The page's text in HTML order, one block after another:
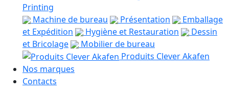
Printing
Machine de bureau
Présentation
Emballage
et Expédition
Hygiène et Restauration
Dessin
et Bricolage
Mobilier de bureau
Produits Clever Akafen
Nos marques
Contacts